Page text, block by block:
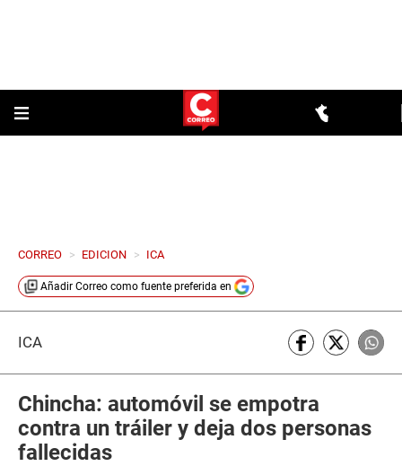
CORREO > EDICION > ICA
Añadir Correo como fuente preferida en
ICA
Chincha: automóvil se empotra
contra un tráiler y deja dos personas
fallecidas